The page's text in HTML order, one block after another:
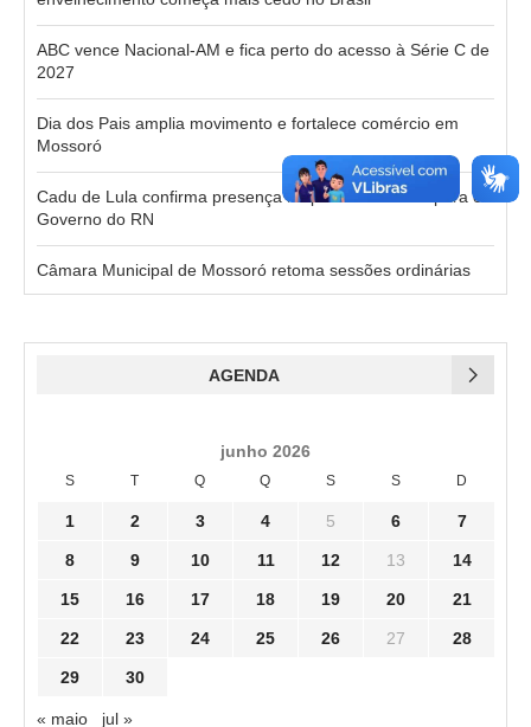
ABC vence Nacional-AM e fica perto do acesso à Série C de
2027
Dia dos Pais amplia movimento e fortalece comércio em
Mossoró
Cadu de Lula confirma presença no primeiro debate para o
Governo do RN
Câmara Municipal de Mossoró retoma sessões ordinárias
AGENDA
junho 2026
S T Q Q S S D
1 2 3 4 5 6 7
8 9 10 11 12 13 14
15 16 17 18 19 20 21
22 23 24 25 26 27 28
29 30
« maio jul »